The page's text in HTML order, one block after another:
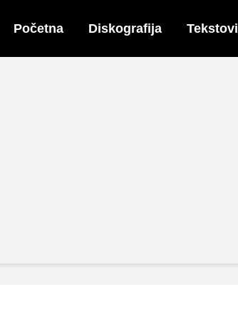
Početna Diskografija Tekstovi